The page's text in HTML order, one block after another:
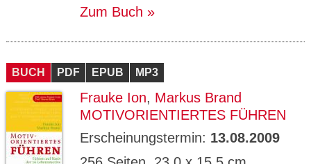
Zum Buch
BUCH PDF EPUB MP3
Frauke Ion, Markus Brand
MOTIVORIENTIERTES FÜHREN
Erscheinungstermin: 13.08.2009